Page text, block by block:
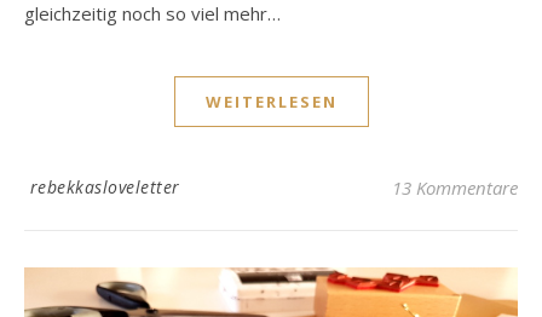
gleichzeitig noch so viel mehr…
WEITERLESEN
rebekkasloveletter 13 Kommentare